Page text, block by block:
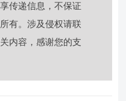
传递信息，不保证
有。涉及侵权请联
内容，感谢您的支